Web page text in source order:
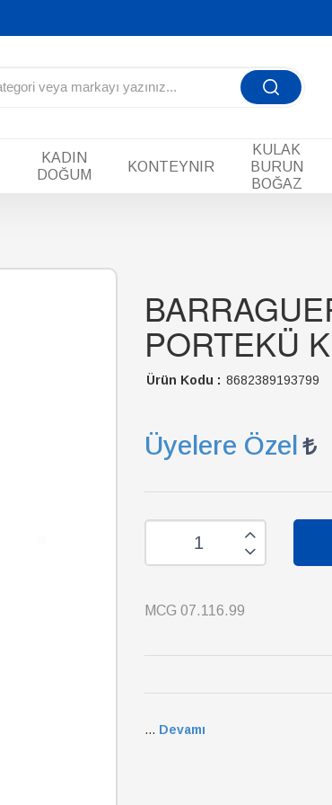
KADIN
DOĞUM
KONTEYNIR
KULAK
BURUN
BOĞAZ
PORTEKÜ
Ürün Kodu : 8682389193799
Üyelere Özel
MCG 07.116.99
... Devamı